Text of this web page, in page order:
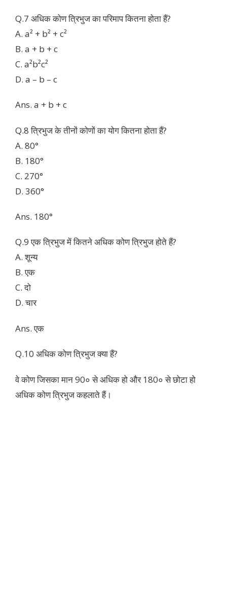
Q.7 अधिक कोण त्रिभुज का परिमाप कितना होता हैं?
A. a² + b² + c²
B. a + b + c
C. a²b²c²
D. a – b – c
Ans. a + b + c
Q.8 त्रिभुज के तीनों कोणों का योग कितना होता हैं?
A. 80°
B. 180°
C. 270°
D. 360°
Ans. 180°
Q.9 एक त्रिभुज में कितने अधिक कोण त्रिभुज होते हैं?
A. शून्य
B. एक
C. दो
D. चार
Ans. एक
Q.10 अधिक कोण त्रिभुज क्या हैं?
वे कोण जिसका मान 90० से अधिक हो और 180० से छोटा हो
अधिक कोण त्रिभुज कहलाते हैं।